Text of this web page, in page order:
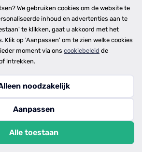
We gebruiken cookies om de website te
inhoud en advertenties aan te
te klikken, gaat u akkoord met het
Klik op 'Aanpassen' om te zien welke cookies
moment via ons cookiebeleid de
intrekken.
noodzakelijk
Aanpassen
Alle toestaan